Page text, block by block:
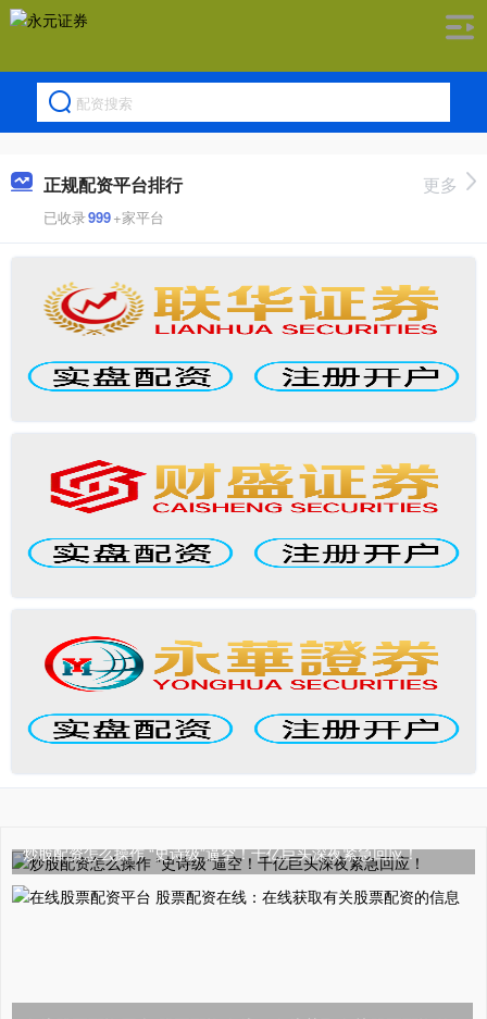
正规配资平台排行
已收录999+家平台
更多
炒股配资怎么操作 “史诗级”逼空！千亿巨头深夜紧急回应！